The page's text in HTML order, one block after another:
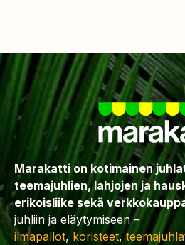
Marakatti on kotimainen
teemajuhlien, lahjojen ja
erikoisliike sekä
juhliin ja eläytymiseen –
ilmapallot, koristeet,